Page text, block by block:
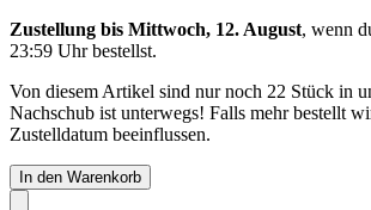
Zustellung bis Mittwoch, 12. August, wenn
23:59 Uhrbestellst.
Von diesem Artikel sind nur noch 22 Stück in
Nachschub ist unterwegs! Falls mehr bestellt
Zustelldatum beeinflussen.
In den Warenkorb